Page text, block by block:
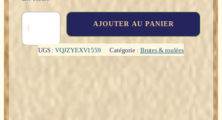
AJOUTER AU PANIER
UGS :VQJZYEXV1559 Catégorie : Brutes & roulées